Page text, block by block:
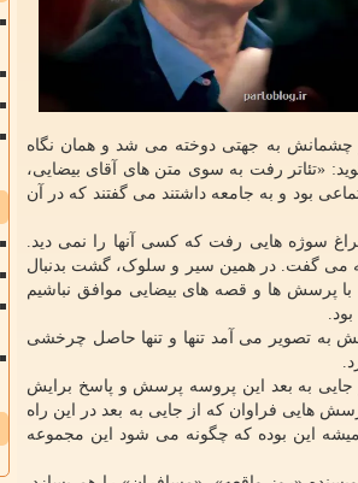
چشمانش به جهتی دوخته می شد و همان نگاه
«تئاتر رفت به سوی متن های آقای بیضایی،
بود و به جامعه داشتند می گفتند که در آن
سوژه هایی رفت که کسی آنها را نمی دید.
می گفت. در همین سیر و سلوک، گشت بدنبال
ها و قصه های بیضایی موافق نباشیم
به تصویر می آمد تنها و تنها حاصل چرخشی
جایی به بعد این پروسه پرسش و پاسخ برایش
هایی فراوان که از جایی به بعد در این راه
این بوده که چگونه می شود این مجموعه